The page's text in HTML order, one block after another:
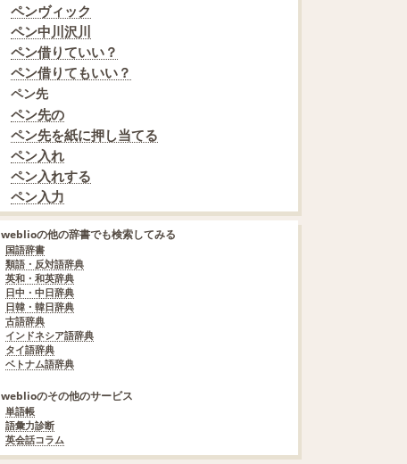
ペンヴィック
ペン中川沢川
ペン借りていい？
ペン借りてもいい？
ペン先
ペン先の
ペン先を紙に押し当てる
ペン入れ
ペン入れする
ペン入力
weblioの他の辞書でも検索してみる
国語辞書
類語・反対語辞典
英和・和英辞典
日中・中日辞典
日韓・韓日辞典
古語辞典
インドネシア語辞典
タイ語辞典
ベトナム語辞典
weblioのその他のサービス
単語帳
語彙力診断
英会話コラム